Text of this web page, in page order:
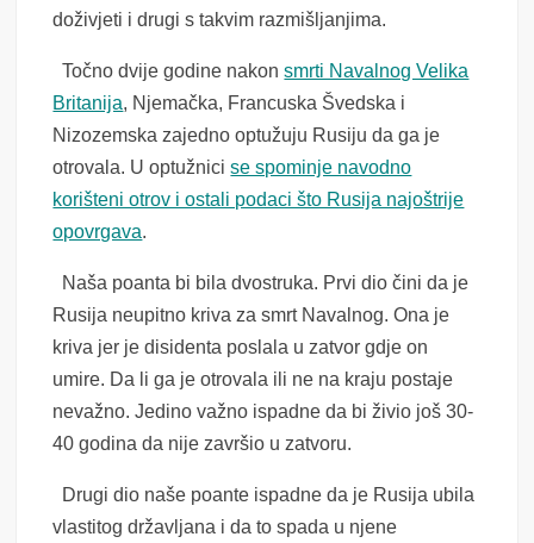
doživjeti i drugi s takvim razmišljanjima.
Točno dvije godine nakonsmrti Navalnog Velika
Britanija, Njemačka, Francuska Švedska i
Nizozemska zajedno optužuju Rusiju da ga je
otrovala. U optužnicise spominje navodno
korišteni otrov i ostali podaci što Rusija najoštrije
opovrgava.
Naša poanta bi bila dvostruka. Prvi dio čini da je
Rusija neupitno kriva za smrt Navalnog. Ona je
kriva jer je disidenta poslala u zatvor gdje on
umire. Da li ga je otrovala ili ne na kraju postaje
nevažno. Jedino važno ispadne da bi živio još 30-
40 godina da nije završio u zatvoru.
Drugi dio naše poante ispadne da je Rusija ubila
vlastitog državljana i da to spada u njene